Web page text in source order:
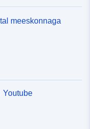
meeskonnaga
Youtube